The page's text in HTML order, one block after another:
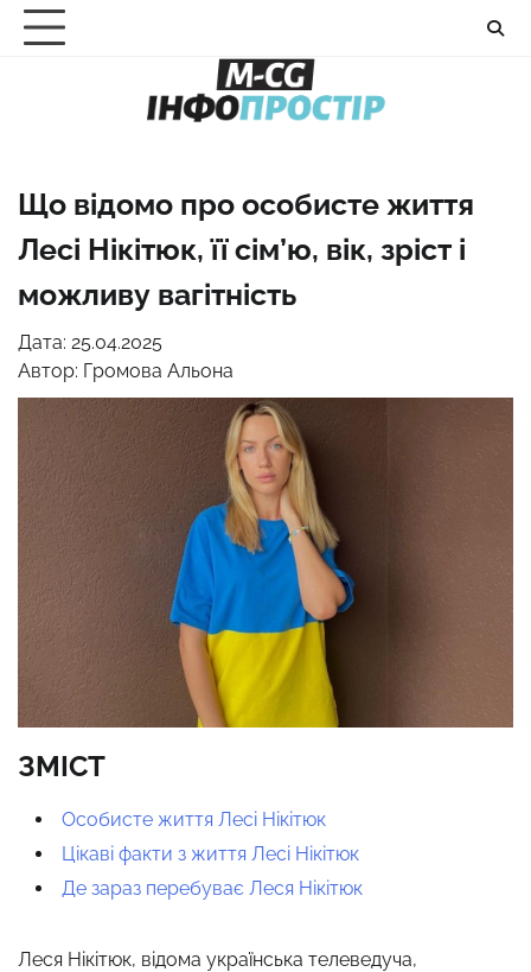
Перейти
Що відомо про особисте життя
Лесі Нікітюк, її сім’ю, вік, зріст і
можливу вагітність
Дата: 25.04.2025
Автор: Громова Альона
ЗМІСТ
Особисте життя Лесі Нікітюк
Цікаві факти з життя Лесі Нікітюк
Де зараз перебуває Леся Нікітюк
Леся Нікітюк, відома українська телеведуча,